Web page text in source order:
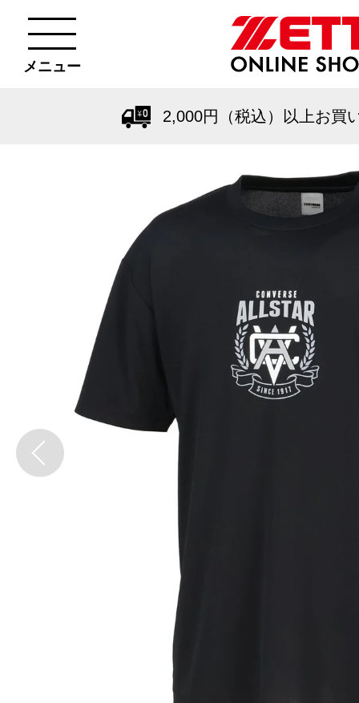
メニュー
2,000円（税込）以上お買